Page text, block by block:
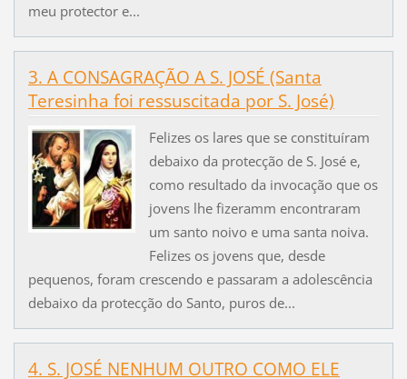
meu protector e...
3. A CONSAGRAÇÃO A S. JOSÉ (Santa
Teresinha foi ressuscitada por S. José)
Felizes os lares que se constituíram
debaixo da protecção de S. José e,
como resultado da invocação que os
jovens lhe fizeramm encontraram
um santo noivo e uma santa noiva.
Felizes os jovens que, desde
pequenos, foram crescendo e passaram a adolescência
debaixo da protecção do Santo, puros de...
4. S. JOSÉ NENHUM OUTRO COMO ELE